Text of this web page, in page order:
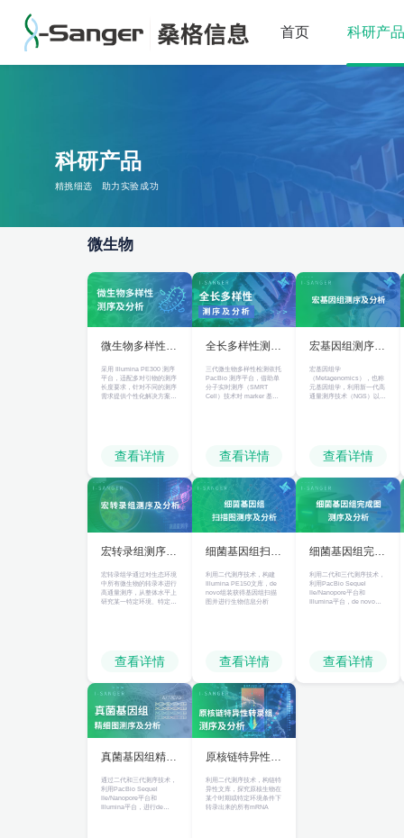
首页 科研产品
科研产品
精挑细选 助力实验成功
微生物
微生物多样性测
采用 Illumina PE300 测序
平台，适配多对引物的测序
长度要求，针对不同的测序
需求提供个性化解决方案，
查看详情
全长多样性测序
三代微生物多样性检测依托
PacBio 测序平台，借助单
分子实时测序（SMRT
Cell）技术对 marker 基因
查看详情
宏基因组测序及
宏基因组学
（Metagenomics），也称
元基因组学，利用新一代高
通量测序技术（NGS）以特
协作关系及与环境之间的关
系，发掘潜在的生物学意
查看详情
宏转录组测序及
宏转录组学通过对生态环境
中所有微生物的转录本进行
高通量测序，从整体水平上
研究某一特定环境、特定时
组学技术；这种技术不仅具
有宏基因组技术的全部优
微生物，对活性转录本以及
活性功能进行研究，还可以
比较不同环境下的差异表达
基因和差异功能途径。
查看详情
细菌基因组扫描
利用二代测序技术，构建
Illumina PE150文库，de
novo组装获得基因组扫描
图并进行生物信息分析
查看详情
细菌基因组完成
利用二代和三代测序技术，
利用PacBio Sequel
IIe/Nanopore平台和
Illumina平台，de novo组
查看详情
真菌基因组精细
通过二代和三代测序技术，
利用PacBio Sequel
IIe/Nanopore平台和
Illumina平台，进行de
原核链特异性转
利用二代测序技术，构链特
异性文库，探究原核生物在
某个时期或特定环境条件下
转录出来的所有mRNA